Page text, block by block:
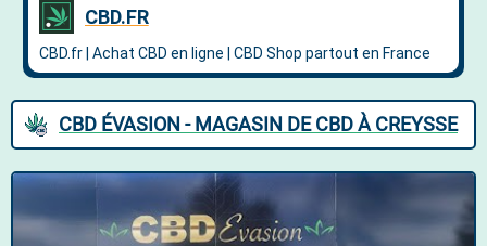
CBD ÉVASION - MAGASIN DE CBD À CREYSSE